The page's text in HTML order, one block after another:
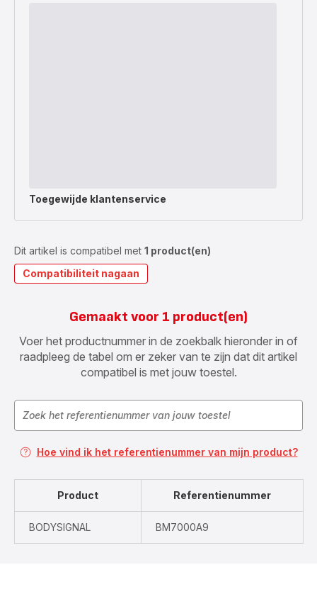
Toegewijde klantenservice
Dit artikel is compatibel met 1 product(en)
Compatibiliteit nagaan
Gemaakt voor 1 product(en)
Voer het productnummer in de zoekbalk hieronder in of
raadpleeg de tabel om er zeker van te zijn dat dit artikel
compatibel is met jouw toestel.
Hoe vind ik het referentienummer van mijn product?
Product Referentienummer
BODYSIGNAL BM7000A9